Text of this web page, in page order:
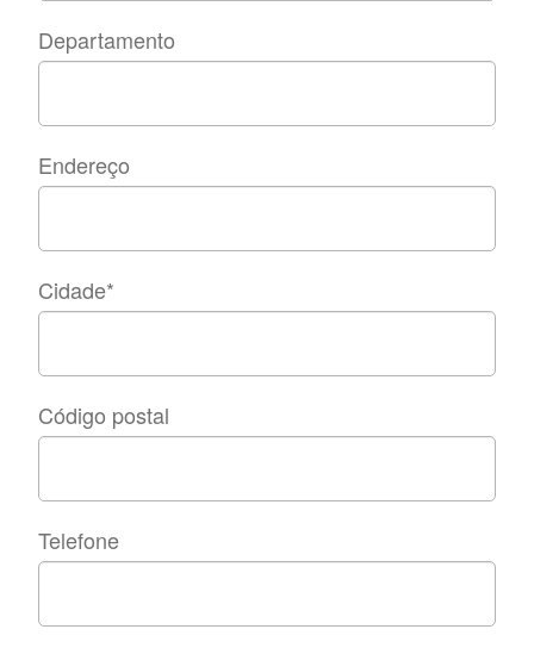
Departamento
Endereço
Cidade*
Código postal
Telefone